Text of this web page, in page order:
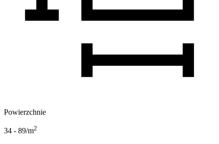
Powierzchnie
34 - 89/m2